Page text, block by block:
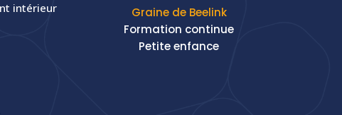
intérieur
Graine de Beelink
Formation continue
Petite enfance